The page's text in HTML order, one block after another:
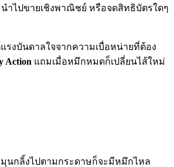
ำไปขายเชิงพาณิชย์ หรือจดสิทธิบัตรใดๆ
งบันดาลใจจากความเบื่อหน่ายที่ต้อง
Action แถมเมื่อหมึกหมดก็เปลี่ยนไส้ใหม่
นกลิ้งไปตามกระดาษก็จะมีหมึกไหล